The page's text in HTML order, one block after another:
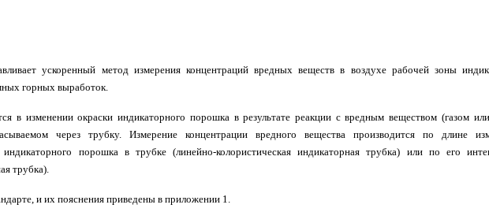
ускоренный метод измерения концентраций вредных веществ в воздухе рабочей зоны
горных выработок.
в изменении окраски индикаторного порошка в результате реакции с вредным веществом (газом
через трубку. Измерение концентрации вредного вещества производится по длине
порошка в трубке (линейно-колористическая индикаторная трубка) или по его
трубка).
и их пояснения приведены в приложении 1.